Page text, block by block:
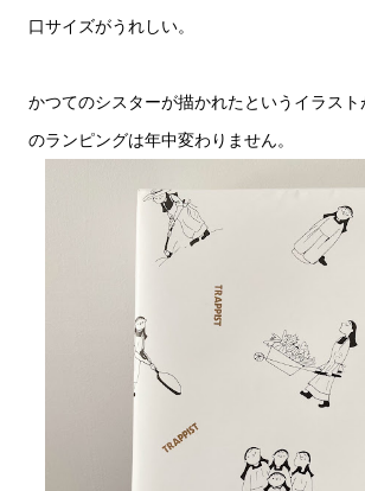
口サイズがうれしい。
かつてのシスターが描かれたというイラス
のランピングは年中変わりません。